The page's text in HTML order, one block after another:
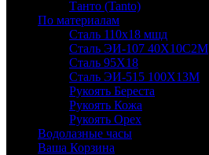
Танто (Tanto)
По материалам
Сталь 110х18 мшд
Сталь ЭИ-107 40Х10С2М
Сталь 95Х18
Сталь ЭИ-515 100Х13М
Рукоять Береста
Рукоять Кожа
Рукоять Орех
Водолазные часы
Ваша Корзина